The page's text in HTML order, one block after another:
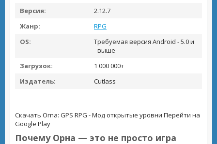
Версия:
2.12.7
Жанр:
RPG
OS:
Требуемая версия Android - 5.0 и
выше
Загрузок:
1 000 000+
Издатель:
Cutlass
Скачать Orna: GPS RPG - Мод открытые уровни Перейти на
Google Play
Почему Орна — это не просто игра